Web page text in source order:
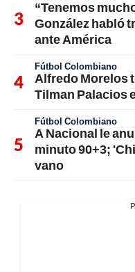
“Tenemos
González habló
ante América
Fútbol Colombiano
Alfredo Morelos
Tilman Palacios
Fútbol Colombiano
A Nacional le
minuto 90+3;
vano